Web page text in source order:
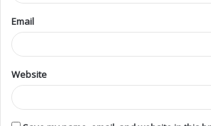
Email
Website